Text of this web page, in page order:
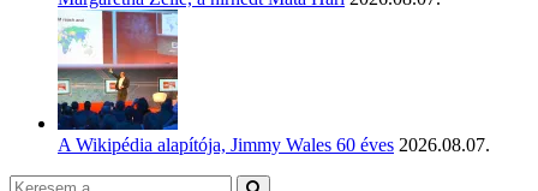
A Wikipédia alapítója, Jimmy Wales 60 éves 2026.08.07.